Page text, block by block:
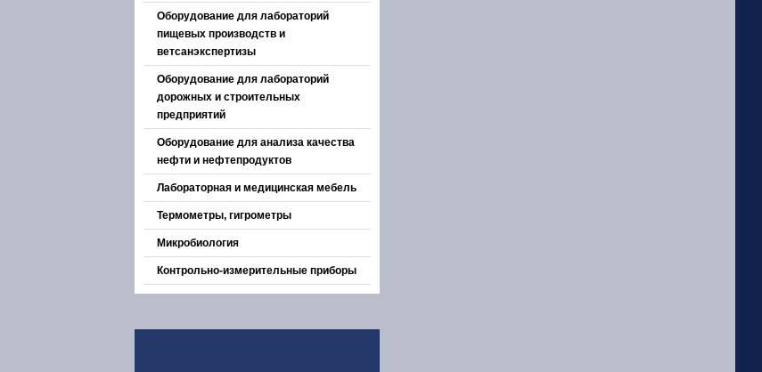
Оборудование для лабораторий
пищевых производств и
ветсанэкспертизы
Оборудование для лабораторий
дорожных и строительных
предприятий
Оборудование для анализа качества
нефти и нефтепродуктов
Лабораторная и медицинская мебель
Термометры, гигрометры
Микробиология
Контрольно-измерительные приборы